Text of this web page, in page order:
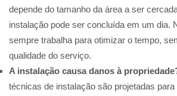
depende do tamanho da área a ser
instalação pode ser concluída em um dia.
sempre trabalha para otimizar o tempo,
qualidade do serviço.
A instalação causa danos à
técnicas de instalação são projetadas